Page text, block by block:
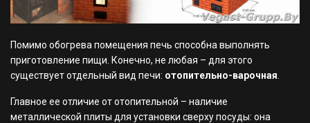
Помимо обогрева помещения печь способна выполнять
приготовление пищи. Конечно, не любая – для этого
существует отдельный вид печи: отопительно-варочная
Главное ее отличие от отопительной – наличие
металлической плиты для установки сверху посуды: она